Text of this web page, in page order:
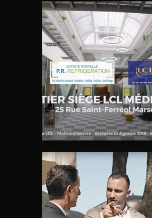
RÉNOVATION DU LCL
– VIDÉO CORPORATE POUR
RÉFRIGÉRATION
Vidéos